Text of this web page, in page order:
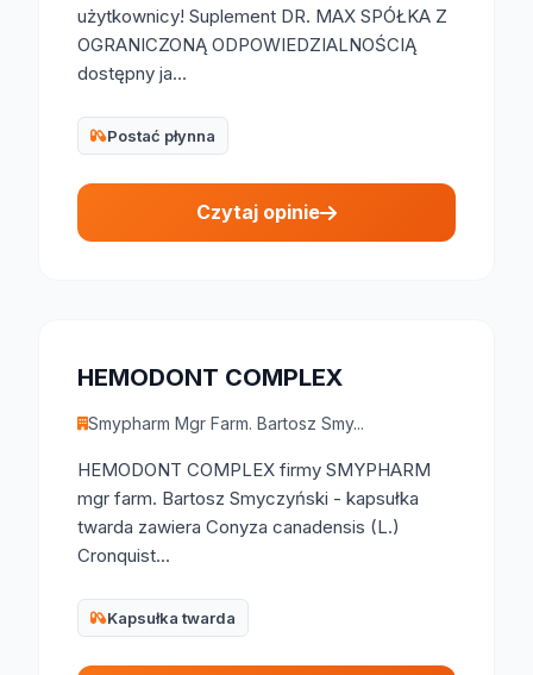
użytkownicy! Suplement DR. MAX SPÓŁKA Z
OGRANICZONĄ ODPOWIEDZIALNOŚCIĄ
dostępny ja...
Postać płynna
Czytaj opinie
HEMODONT COMPLEX
Smypharm Mgr Farm. Bartosz Smy...
HEMODONT COMPLEX firmy SMYPHARM
mgr farm. Bartosz Smyczyński - kapsułka
twarda zawiera Conyza canadensis (L.)
Cronquist...
Kapsułka twarda